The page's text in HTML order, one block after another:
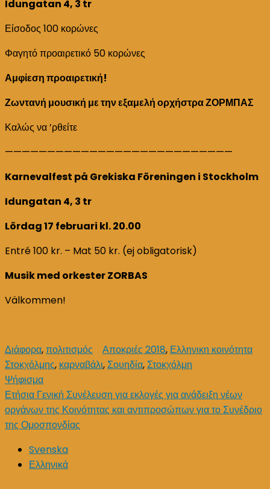
Idungatan 4, 3 tr
Είσοδος 100 κορώνες
Φαγητό προαιρετικό 50 κορώνες
Αμφἰεση προαιρετική!
Ζωντανή μουσική με την εξαμελή ορχήστρα ΖΟΡΜΠΑΣ
Καλώς να ’ρθείτε
———————————————————————————
Karnevalfest på Grekiska Föreningen i Stockholm
Idungatan 4, 3 tr
Lördag 17 februari kl. 20.00
Entré 100 kr. – Mat 50 kr. (ej obligatorisk)
Musik med orkester ZORBAS
Välkommen!
Διάφορα,πολιτισμός Αποκριές 2018, Ελληνικη κοινότητα
Στοκχόλμης, καρναβάλι,Σουηδία,Στοκχόλμη
Post
navigation
Ψήφισμα
Ετήσια Γενική Συνέλευση για εκλογές για ανάδειξη νέων
οργάνων της Κοινότητας και αντιπροσώπων για το Συνέδριο
της Ομοσπονδίας
Svenska
Ελληνικά